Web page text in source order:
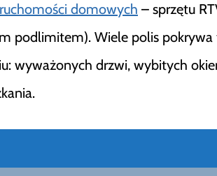
ruchomości domowych – sprzętu
podlimitem). Wiele polis pokrywa
wyważonych drzwi, wybitych